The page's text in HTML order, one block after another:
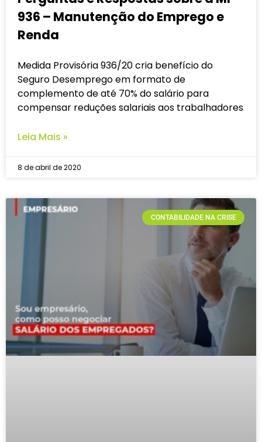
936 – Manutenção do Emprego e
Renda
Medida Provisória 936/20 cria benefício do
Seguro Desemprego em formato de
complemento de até 70% do salário para
compensar reduções salariais aos trabalhadores
Leia Mais »
8 de abril de 2020
CONTABILIDADE NA CRISE